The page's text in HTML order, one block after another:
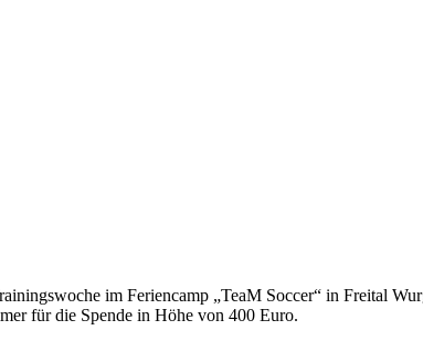
im Feriencamp „TeaM Soccer“ in Freital
für die Spende in Höhe von 400 Euro.